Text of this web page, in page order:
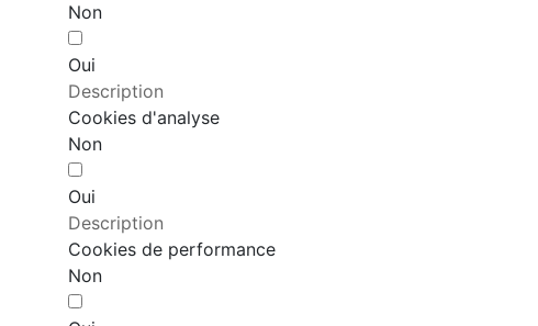
Non
Oui
Description
Cookies d'analyse
Non
Oui
Description
Cookies de performance
Non